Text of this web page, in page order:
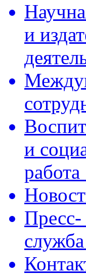
и
и
работа
Пресс-
служба